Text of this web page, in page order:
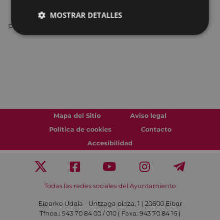
PUNTO 5º Ruegos y Preguntas.
Mapa del Sitio
Aviso legal
Política de cookies
Contacto
Accesibilidad
Todas las redes sociales del Ayuntamiento
Eibarko Udala - Untzaga plaza, 1 | 20600 Eibar
Tfnoa.: 943 70 84 00 / 010 | Faxa: 943 70 84 16 |
MOSTRAR DETALLES